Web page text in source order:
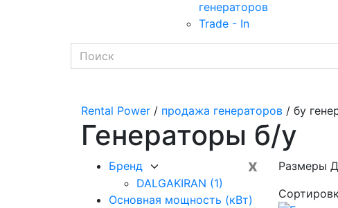
генераторов
Trade - In
Rental Power / продажа генераторов / бу
Генераторы б/у
x
Бренд
DALGAKIRAN (1)
Основная мощность (кВт)
Размеры